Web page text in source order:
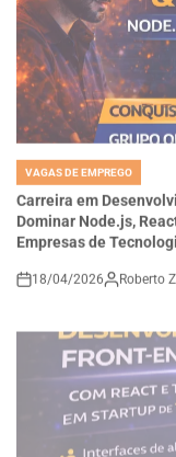
POSTED
VAGAS DE EMPREGO
Carreira em
Dominar Node.js,
Empresas de
on
18/04/2026 Roberto